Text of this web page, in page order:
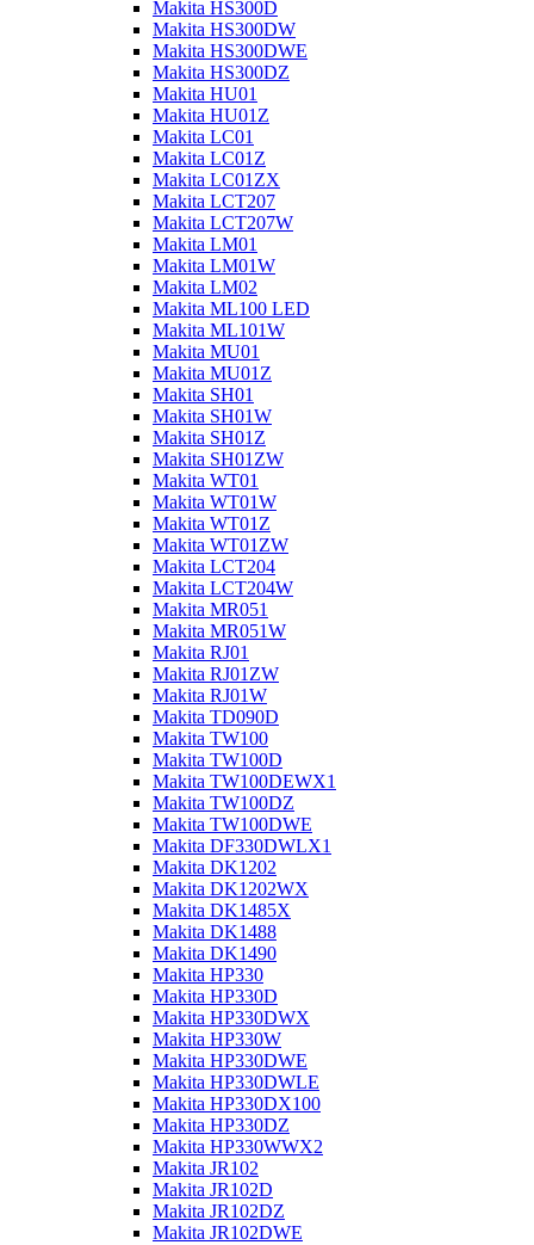
Makita HS300D
Makita HS300DW
Makita HS300DWE
Makita HS300DZ
Makita HU01
Makita HU01Z
Makita LC01
Makita LC01Z
Makita LC01ZX
Makita LCT207
Makita LCT207W
Makita LM01
Makita LM01W
Makita LM02
Makita ML100 LED
Makita ML101W
Makita MU01
Makita MU01Z
Makita SH01
Makita SH01W
Makita SH01Z
Makita SH01ZW
Makita WT01
Makita WT01W
Makita WT01Z
Makita WT01ZW
Makita LCT204
Makita LCT204W
Makita MR051
Makita MR051W
Makita RJ01
Makita RJ01ZW
Makita RJ01W
Makita TD090D
Makita TW100
Makita TW100D
Makita TW100DEWX1
Makita TW100DZ
Makita TW100DWE
Makita DF330DWLX1
Makita DK1202
Makita DK1202WX
Makita DK1485X
Makita DK1488
Makita DK1490
Makita HP330
Makita HP330D
Makita HP330DWX
Makita HP330W
Makita HP330DWE
Makita HP330DWLE
Makita HP330DX100
Makita HP330DZ
Makita HP330WWX2
Makita JR102
Makita JR102D
Makita JR102DZ
Makita JR102DWE